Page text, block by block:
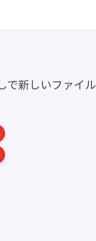
で新しいファイル